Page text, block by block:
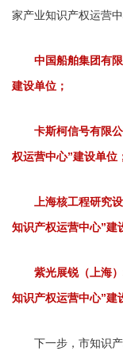
家产业知识产权运营
中国船舶集团有
建设单位；
卡斯柯信号有限公
权运营中心”建设单位
上海核工程研究设
知识产权运营中心”建
紫光展锐（上海）
知识产权运营中心”建
下一步，市知识产